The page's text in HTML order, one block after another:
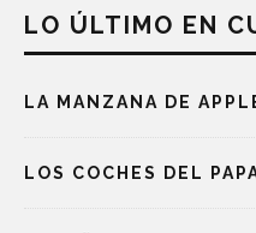
LO ÚLTIMO EN
LA MANZANA DE
LOS COCHES DEL